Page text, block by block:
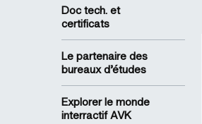
Doc tech. et
certificats
Le partenaire des
bureaux d’études
Explorer le monde
interractif AVK